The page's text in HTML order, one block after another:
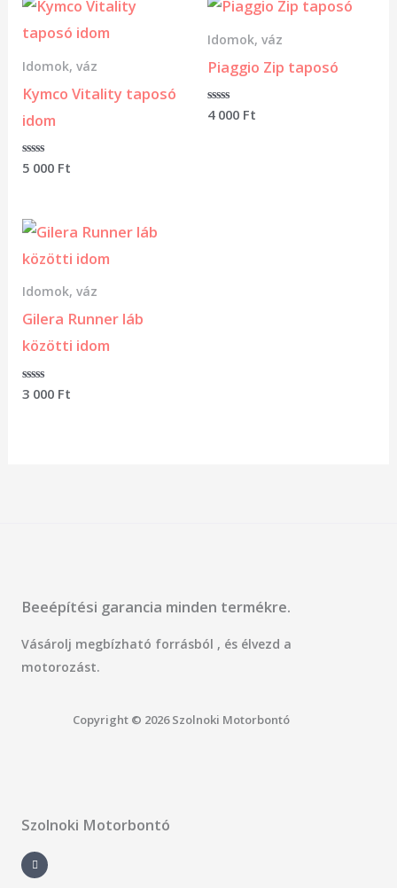
Idomok, váz
Kymco Vitality taposó
idom
Értékelés:
5 000 Ft
Idomok, váz
Piaggio Zip taposó
Értékelés:
4 000 Ft
Idomok, váz
Gilera Runner láb
közötti idom
Értékelés:
3 000 Ft
Beeépítési garancia minden termékre.
Vásárolj megbízható forrásból , és élvezd a
motorozást.
Copyright © 2026 Szolnoki Motorbontó
Szolnoki Motorbontó
a
c
e